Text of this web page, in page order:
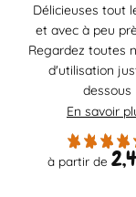
Délicieuses tout
et avec à peu
Regardez toutes
d'utilisation
dessous
En savoir
à partir de
plusieurs
variations.
Les
options